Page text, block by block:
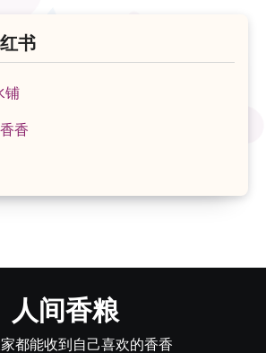
书
铺
香
人间香粮
都能收到自己喜欢的香香